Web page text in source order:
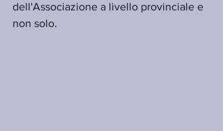
dell'Associazione a livello provinciale e
non solo.